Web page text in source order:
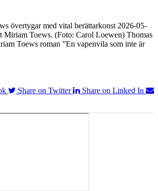
övertygar med vital berättarkonst 2026-05-
Miriam Toews. (Foto: Carol Loewen) Thomas
Toews roman ”En vapenvila som inte är
Share on Twitter
Share on Linked In